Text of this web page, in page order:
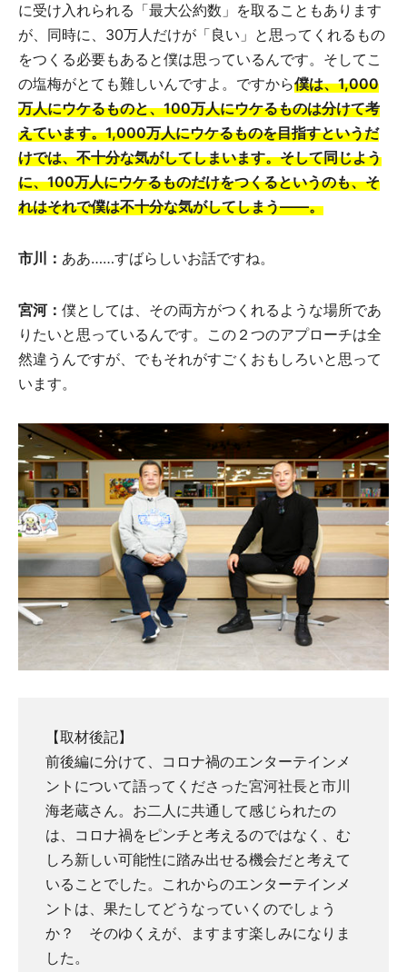
に受け入れられる「最大公約数」を取ることもあります
が、同時に、30万人だけが「良い」と思ってくれるもの
をつくる必要もあると僕は思っているんです。そしてこ
の塩梅がとても難しいんですよ。ですから僕は、1,000
万人にウケるものと、100万人にウケるものは分けて考
えています。1,000万人にウケるものを目指すというだ
けでは、不十分な気がしてしまいます。そして同じよう
に、100万人にウケるものだけをつくるというのも、そ
れはそれで僕は不十分な気がしてしまう――。
市川： ああ……すばらしいお話ですね。
宮河： 僕としては、その両方がつくれるような場所であ
りたいと思っているんです。この２つのアプローチは全
然違うんですが、でもそれがすごくおもしろいと思って
います。
【取材後記】
前後編に分けて、コロナ禍のエンターテインメ
ントについて語ってくださった宮河社長と市川
海老蔵さん。お二人に共通して感じられたの
は、コロナ禍をピンチと考えるのではなく、む
しろ新しい可能性に踏み出せる機会だと考えて
いることでした。これからのエンターテインメ
ントは、果たしてどうなっていくのでしょう
か？ そのゆくえが、ますます楽しみになりま
した。